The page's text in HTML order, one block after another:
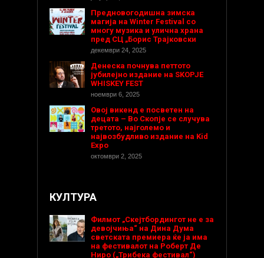
Предновогодишнa зимска
магија на Winter Festival со
многу музика и улична храна
пред СЦ „Борис Трајковски
декември 24, 2025
Денеска почнува петтото
јубилејно издание на SKOPJE
WHISKEY FEST
ноември 6, 2025
Овој викенд е посветен на
децата – Во Скопје се случува
третото, најголемо и
највозбудливо издание на Kid
Expo
октомври 2, 2025
КУЛТУРА
Филмот „Скејтбордингот не е за
девојчиња“ на Дина Дума
светската премиера ќе ја има
на фестивалот на Роберт Де
Ниро („Трибека фестивал“)